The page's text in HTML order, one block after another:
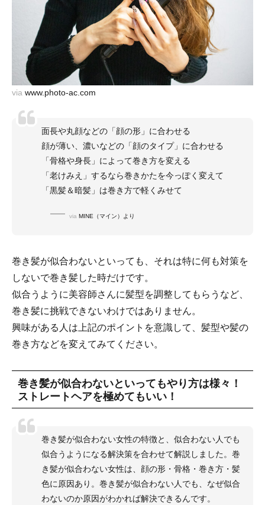
via www.photo-ac.com
面長や丸顔などの「顔の形」に合わせる
顔が薄い、濃いなどの「顔のタイプ」に合わせる
「骨格や身長」によって巻き方を変える
「老けみえ」するなら巻きかたを今っぽく変えて
「黒髪＆暗髪」は巻き方で軽くみせて
via MINE（マイン）より
巻き髪が似合わないといっても、それは特に何も対策を
しないで巻き髪した時だけです。
似合うように美容師さんに髪型を調整してもらうなど、
巻き髪に挑戦できないわけではありません。
興味がある人は上記のポイントを意識して、髪型や髪の
巻き方などを変えてみてください。
巻き髪が似合わないといってもやり方は様々！
ストレートヘアを極めてもいい！
巻き髪が似合わない女性の特徴と、似合わない人でも
似合うようになる解決策を合わせて解説しました。巻
き髪が似合わない女性は、顔の形・骨格・巻き方・髪
色に原因あり。巻き髪が似合わない人でも、なぜ似合
わないのか原因がわかれば解決できるんです。